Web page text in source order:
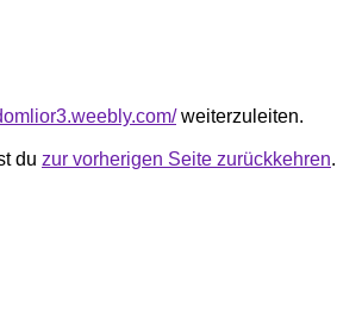
weiterzuleiten.
du zur vorherigen Seite zurückkehren.